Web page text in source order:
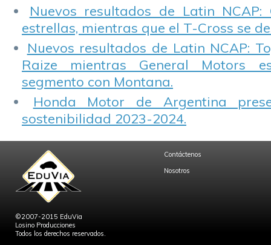
Nuevos resultados de Latin NCAP:
estrellas, mientras que el T-Cross se
Nuevos resultados de Latin NCAP:
Raize mientras General Motors
segmento con Montana.
Honda Motor de Argentina
sostenibilidad 2023-2024.
©2007-2015 EduVia
Losino Producciones
Todos los derechos reservados.
Contáctenos
Nosotros